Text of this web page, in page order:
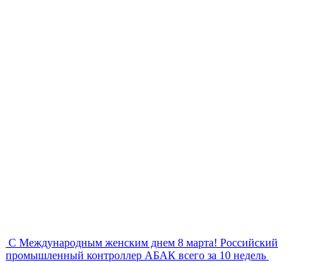
С Международным женским днем 8 марта! Российский
промышленный контроллер АБАК всего за 10 недель